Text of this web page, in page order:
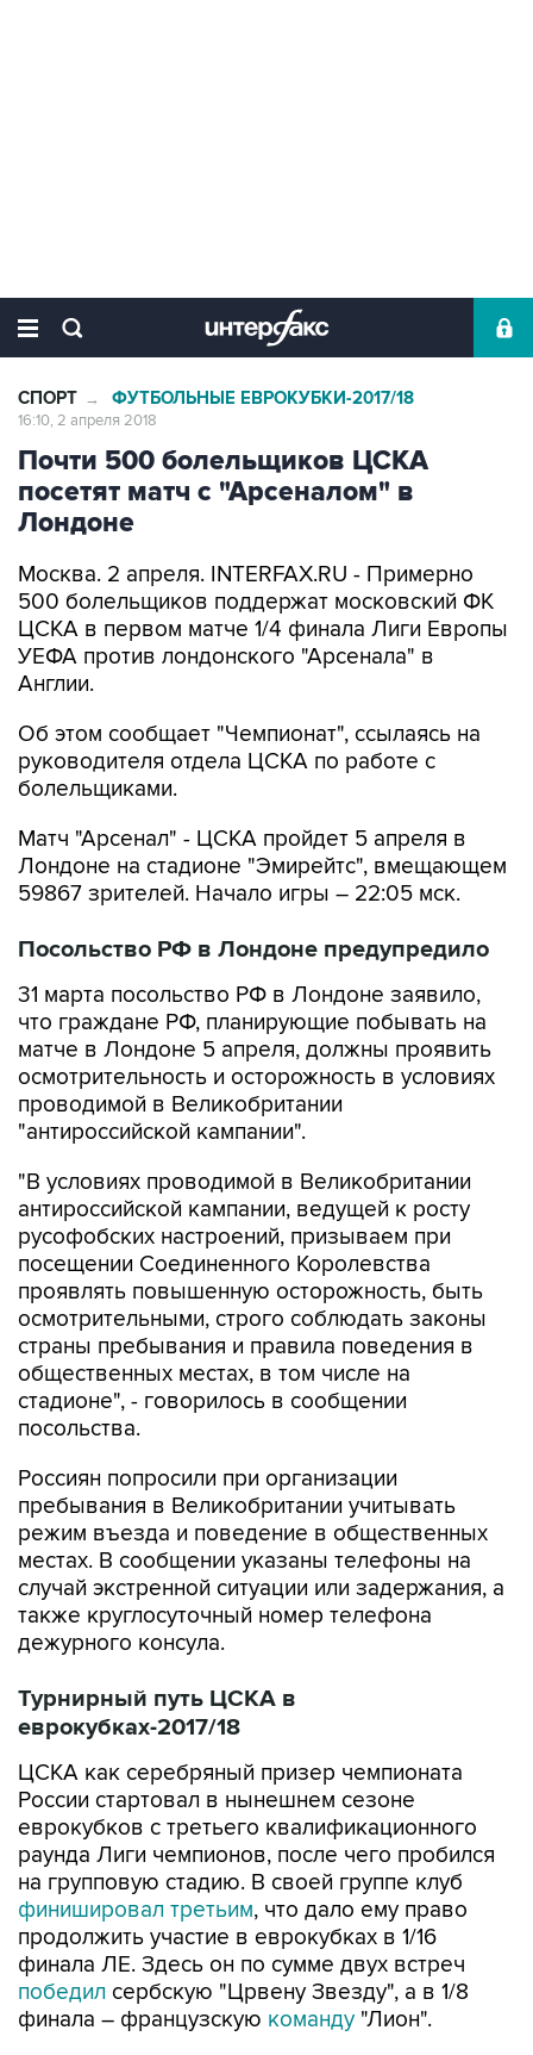
СПОРТ → ФУТБОЛЬНЫЕ ЕВРОКУБКИ-2017/18
16:10, 2 апреля 2018
Почти 500 болельщиков ЦСКА
посетят матч с "Арсеналом" в
Лондоне
Москва. 2 апреля. INTERFAX.RU - Примерно
500 болельщиков поддержат московский ФК
ЦСКА в первом матче 1/4 финала Лиги Европы
УЕФА против лондонского "Арсенала" в
Англии.
Об этом сообщает "Чемпионат", ссылаясь на
руководителя отдела ЦСКА по работе с
болельщиками.
Матч "Арсенал" - ЦСКА пройдет 5 апреля в
Лондоне на стадионе "Эмирейтс", вмещающем
59867 зрителей. Начало игры – 22:05 мск.
Посольство РФ в Лондоне предупредило
31 марта посольство РФ в Лондоне заявило,
что граждане РФ, планирующие побывать на
матче в Лондоне 5 апреля, должны проявить
осмотрительность и осторожность в условиях
проводимой в Великобритании
"антироссийской кампании".
"В условиях проводимой в Великобритании
антироссийской кампании, ведущей к росту
русофобских настроений, призываем при
посещении Соединенного Королевства
проявлять повышенную осторожность, быть
осмотрительными, строго соблюдать законы
страны пребывания и правила поведения в
общественных местах, в том числе на
стадионе", - говорилось в сообщении
посольства.
Россиян попросили при организации
пребывания в Великобритании учитывать
режим въезда и поведение в общественных
местах. В сообщении указаны телефоны на
случай экстренной ситуации или задержания, а
также круглосуточный номер телефона
дежурного консула.
Турнирный путь ЦСКА в
еврокубках-2017/18
ЦСКА как серебряный призер чемпионата
России стартовал в нынешнем сезоне
еврокубков с третьего квалификационного
раунда Лиги чемпионов, после чего пробился
на групповую стадию. В своей группе клуб
финишировал третьим, что дало ему право
продолжить участие в еврокубках в 1/16
финала ЛЕ. Здесь он по сумме двух встреч
победил сербскую "Црвену Звезду", а в 1/8
финала – французскую команду "Лион".